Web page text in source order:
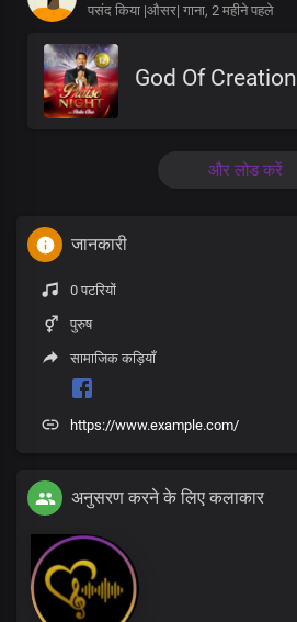
पसंद किया |औसर| गाना, 2 महीने पहले
God Of Creation
और लोड करें
जानकारी
0 पटरियों
पुरुष
सामाजिक कड़ियाँ
https://www.example.com/
अनुसरण करने के लिए कलाकार